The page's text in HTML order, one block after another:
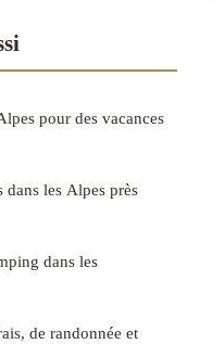
pour des vacances
dans les Alpes près
dans les
de randonnée et